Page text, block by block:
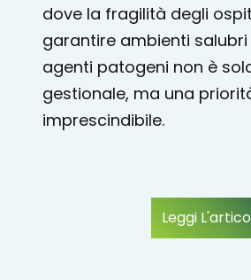
dove la fragilità degli
garantire ambienti salubri
agenti patogeni non è
gestionale, ma una
imprescindibile.
Leggi